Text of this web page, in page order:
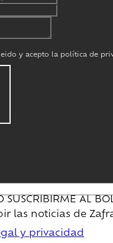
y acepto la política de
SUSCRIBIRME AL
las noticias de
y privacidad